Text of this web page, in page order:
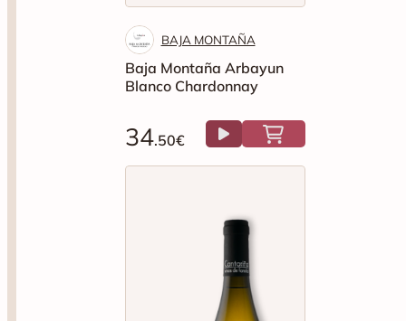
BAJA MONTAÑA
Baja Montaña Arbayun
Blanco Chardonnay
34.50€